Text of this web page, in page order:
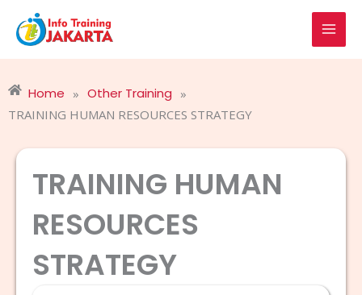
content
Home » Other Training »
TRAINING HUMAN RESOURCES STRATEGY
TRAINING HUMAN
RESOURCES
STRATEGY